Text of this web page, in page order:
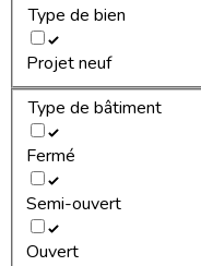
Type de bien
Projet neuf
Type de bâtiment
Fermé
Semi-ouvert
Ouvert